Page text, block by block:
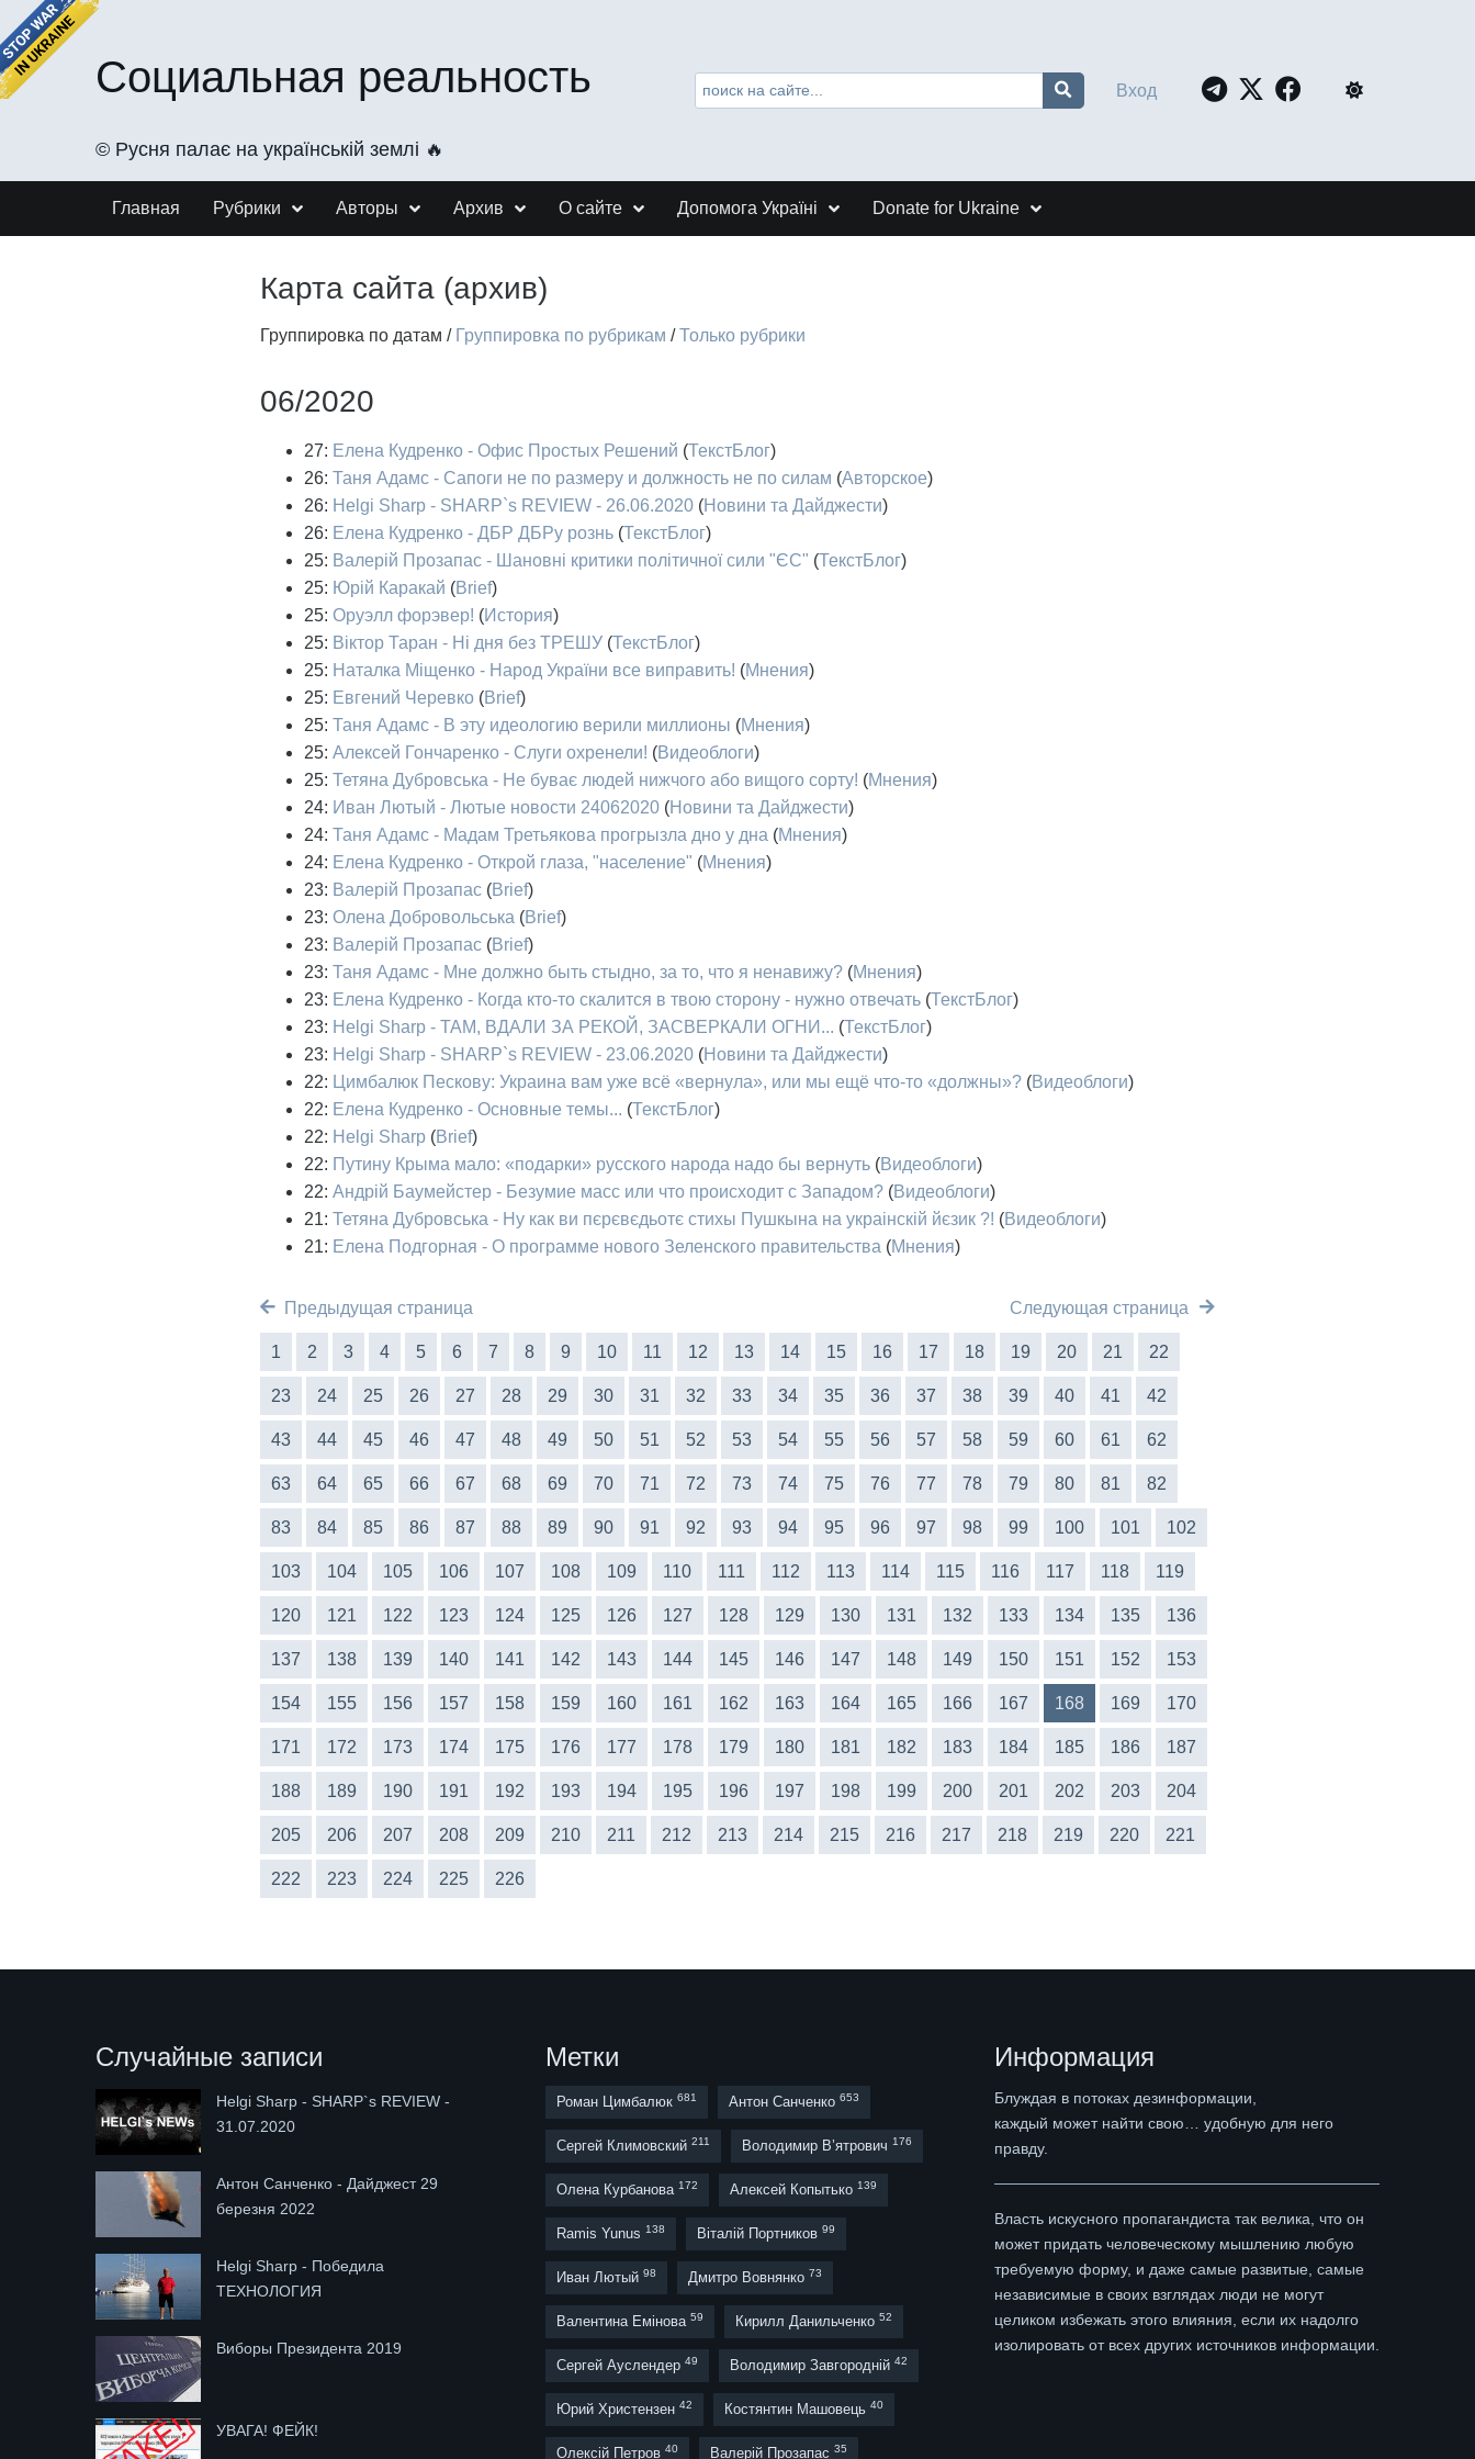
Социальная реальность
©️ Русня палає на українській землі 🔥
Вход
Главная Рубрики Авторы Архив О сайте Допомога Україні Donate for Ukraine
Карта сайта (архив)
Группировка по датам / Группировка по рубрикам /Только рубрики
06/2020
27: Елена Кудренко - Офис Простых Решений (ТекстБлог)
26: Таня Адамс - Сапоги не по размеру и должность не по силам (Авторское)
26: Helgi Sharp - SHARP`s REVIEW - 26.06.2020 (Новини та Дайджести)
26: Елена Кудренко - ДБР ДБРу рознь (ТекстБлог)
25: Валерій Прозапас - Шановні критики політичної сили "ЄС" (ТекстБлог)
25: Юрій Каракай (Brief)
25: Оруэлл форэвер! (История)
25: Віктор Таран - Ні дня без ТРЕШУ (ТекстБлог)
25: Наталка Міщенко - Народ України все виправить! (Мнения)
25: Евгений Черевко (Brief)
25: Таня Адамс - В эту идеологию верили миллионы (Мнения)
25: Алексей Гончаренко - Слуги охренели! (Видеоблоги)
25: Тетяна Дубровська - Не буває людей нижчого або вищого сорту! (Мнения)
24: Иван Лютый - Лютые новости 24062020 (Новини та Дайджести)
24: Таня Адамс - Мадам Третьякова прогрызла дно у дна (Мнения)
24: Елена Кудренко - Открой глаза, "население" (Мнения)
23: Валерій Прозапас (Brief)
23: Олена Добровольська (Brief)
23: Валерій Прозапас (Brief)
23: Таня Адамс - Мне должно быть стыдно, за то, что я ненавижу? (Мнения)
23: Елена Кудренко - Когда кто-то скалится в твою сторону - нужно отвечать (ТекстБлог)
23: Helgi Sharp - ТАМ, ВДАЛИ ЗА РЕКОЙ, ЗАСВЕРКАЛИ ОГНИ... (ТекстБлог)
23: Helgi Sharp - SHARP`s REVIEW - 23.06.2020 (Новини та Дайджести)
22: Цимбалюк Пескову: Украина вам уже всё «вернула», или мы ещё что-то «должны»? (Видеоблоги)
22: Елена Кудренко - Основные темы... (ТекстБлог)
22: Helgi Sharp (Brief)
22: Путину Крыма мало: «подарки» русского народа надо бы вернуть (Видеоблоги)
22: Андрій Баумейстер - Безумие масс или что происходит с Западом? (Видеоблоги)
21: Тетяна Дубровська - Ну как ви пєрєвєдьотє стихы Пушкына на украінскій йєзик ?! (Видеоблоги)
21: Елена Подгорная - О программе нового Зеленского правительства (Мнения)
Предыдущая страница Следующая страница
1 2 3 4 5 6 7 8 9 10 11 12 13 14 15 16 17 18 19 20 21 22
23 24 25 26 27 28 29 30 31 32 33 34 35 36 37 38 39 40 41 42
43 44 45 46 47 48 49 50 51 52 53 54 55 56 57 58 59 60 61 62
63 64 65 66 67 68 69 70 71 72 73 74 75 76 77 78 79 80 81 82
83 84 85 86 87 88 89 90 91 92 93 94 95 96 97 98 99 100 101 102
103 104 105 106 107 108 109 110 111 112 113 114 115 116 117 118 119
120 121 122 123 124 125 126 127 128 129 130 131 132 133 134 135 136
137 138 139 140 141 142 143 144 145 146 147 148 149 150 151 152 153
154 155 156 157 158 159 160 161 162 163 164 165 166 167 168 169 170
171 172 173 174 175 176 177 178 179 180 181 182 183 184 185 186 187
188 189 190 191 192 193 194 195 196 197 198 199 200 201 202 203 204
205 206 207 208 209 210 211 212 213 214 215 216 217 218 219 220 221
222 223 224 225 226
Случайные записи
Helgi Sharp - SHARP`s REVIEW -
31.07.2020
Антон Санченко - Дайджест 29
березня 2022
Helgi Sharp - Победила
ТЕХНОЛОГИЯ
Виборы Президента 2019
УВАГА! ФЕЙК!
Метки
Роман Цимбалюк 681 Антон Санченко 653
Сергей Климовский 211 Володимир В’ятрович 176
Олена Курбанова 172 Алексей Копытько 139
Ramis Yunus 138 Віталій Портников 99
Иван Лютый 98 Дмитро Вовнянко 73
Валентина Емінова 59 Кирилл Данильченко 52
Сергей Ауслендер 49 Володимир Завгородній 42
Юрий Христензен 42 Костянтин Машовець 40
Олексій Петров 40 Валерій Прозапас 35
Информация
Блуждая в потоках дезинформации,
каждый может найти свою… удобную для него
правду.
Власть искусного пропагандиста так велика, что он
может придать человеческому мышлению любую
требуемую форму, и даже самые развитые, самые
независимые в своих взглядах люди не могут
целиком избежать этого влияния, если их надолго
изолировать от всех других источников информации.